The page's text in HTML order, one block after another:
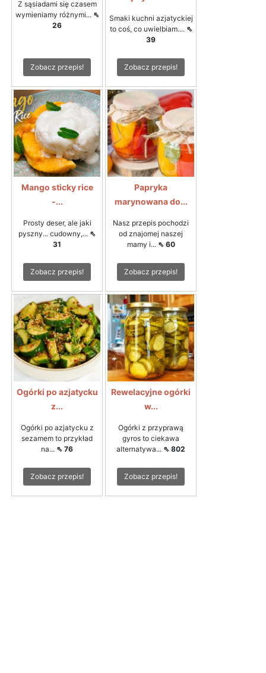
Z sąsiadami się czasem
wymieniamy różnymi... ⇖
26
Zobacz przepis!
Smaki kuchni azjatyckiej
to coś, co uwielbiam.... ⇖
39
Zobacz przepis!
Mango sticky rice
-...
Prosty deser, ale jaki
pyszny... cudowny,... ⇖
31
Zobacz przepis!
Papryka
marynowana do...
Nasz przepis pochodzi
od znajomej naszej
mamy i... ⇖ 60
Zobacz przepis!
Ogórki po azjatycku
z...
Ogórki po azjatycku z
sezamem to przykład
na... ⇖ 76
Zobacz przepis!
Rewelacyjne ogórki
w...
Ogórki z przyprawą
gyros to ciekawa
alternatywa... ⇖ 802
Zobacz przepis!